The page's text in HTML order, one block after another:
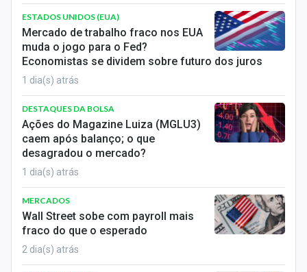
ESTADOS UNIDOS (EUA)
Mercado de trabalho fraco nos EUA
muda o jogo para o Fed?
Economistas se dividem sobre futuro dos juros
1 dia(s) atrás
DESTAQUES DA BOLSA
Ações do Magazine Luiza (MGLU3)
caem após balanço; o que
desagradou o mercado?
1 dia(s) atrás
MERCADOS
Wall Street sobe com payroll mais
fraco do que o esperado
2 dia(s) atrás